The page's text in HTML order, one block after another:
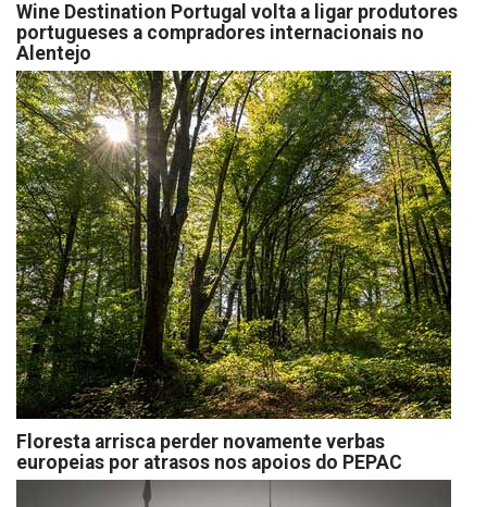
Wine Destination Portugal volta a ligar produtores
portugueses a compradores internacionais no
Alentejo
Floresta arrisca perder novamente verbas
europeias por atrasos nos apoios do PEPAC